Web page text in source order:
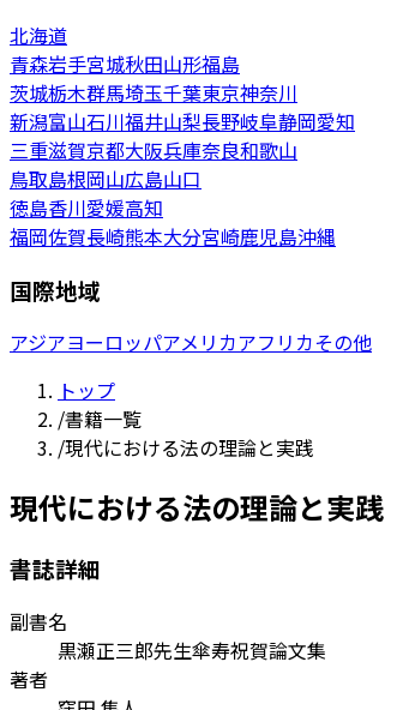
北海道
青森岩手宮城秋田山形福島
茨城栃木群馬埼玉千葉東京神奈川
新潟富山石川福井山梨長野岐阜静岡愛知
三重滋賀京都大阪兵庫奈良和歌山
鳥取島根岡山広島山口
徳島香川愛媛高知
福岡佐賀長崎熊本大分宮崎鹿児島沖縄
国際地域
アジアヨーロッパアメリカアフリカその他
トップ
/書籍一覧
/現代における法の理論と実践
現代における法の理論と実践
書誌詳細
副書名
黒瀬正三郎先生傘寿祝賀論文集
著者